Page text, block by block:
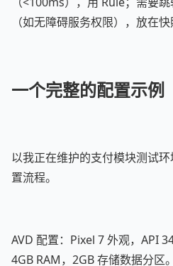
（如无障碍服务权限），放在快
一个完整的配置示例
以我正在维护的支付模块测试
置流程。
AVD 配置：Pixel 7 外观，API
4GB RAM，2GB 存储数据分区